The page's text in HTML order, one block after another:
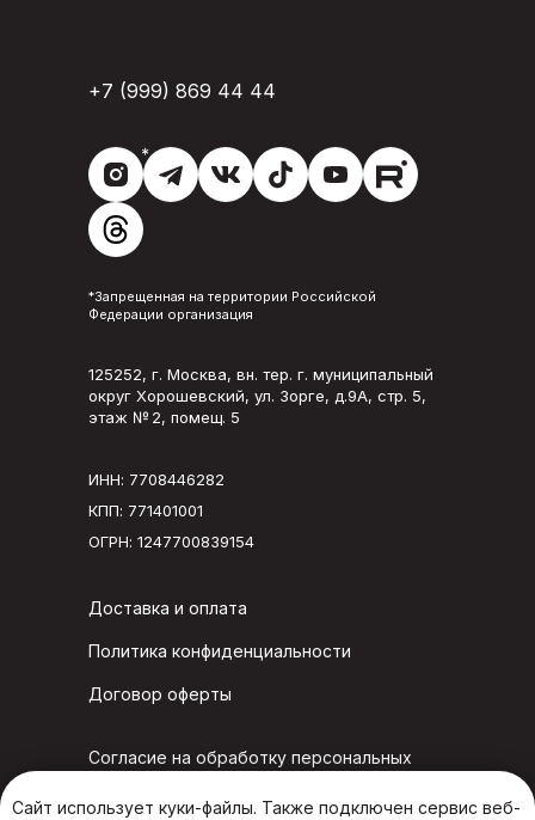
*Запрещенная на территории Российской
Федерации организация
ИНН: 7708446282
КПП: 771401001
ОГРН: 1247700839154
Согласие на обработку персональных
Договор оферты
+7 (999) 869 44 44
Политика конфиденциальности
Доставка и оплата
125252, г. Москва, вн. тер. г. муниципальный
округ Хорошевский, ул. Зорге, д.9А, стр. 5,
этаж № 2, помещ. 5
*
Сайт использует куки-файлы. Также подключен сервис веб-